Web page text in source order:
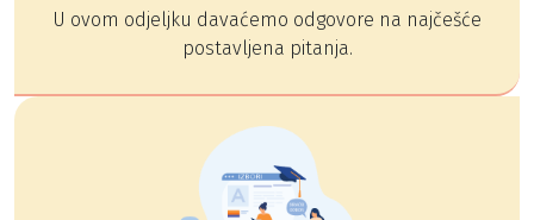
U ovom odjeljku davaćemo odgovore na najčešće
postavljena pitanja.